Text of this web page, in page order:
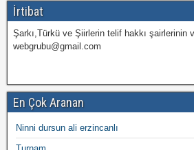
İrtibat
Şarkı,Türkü ve Şiirlerin telif hakkı şairlerinin
webgrubu@gmail.com
En Çok Aranan
Ninni dursun ali erzincanlı